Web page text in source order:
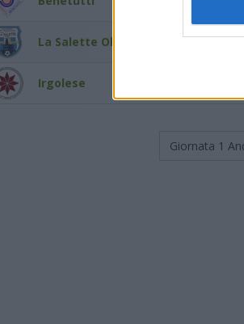
La Salette Olbia 0
Irgolese
Giornata 1